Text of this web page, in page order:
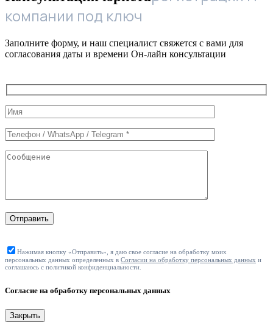
компании под ключ
Заполните форму, и наш специалист свяжется с вами для
согласования даты и времени Он-лайн консультации
Служебные
поля
формы
Отправить
Нажимая кнопку «Отправить», я даю свое согласие на обработку моих
персональных данных определенных в Согласии на обработку персональных данных и
соглашаюсь с политикой конфиденциальности.
Согласие на обработку персональных данных
Закрыть